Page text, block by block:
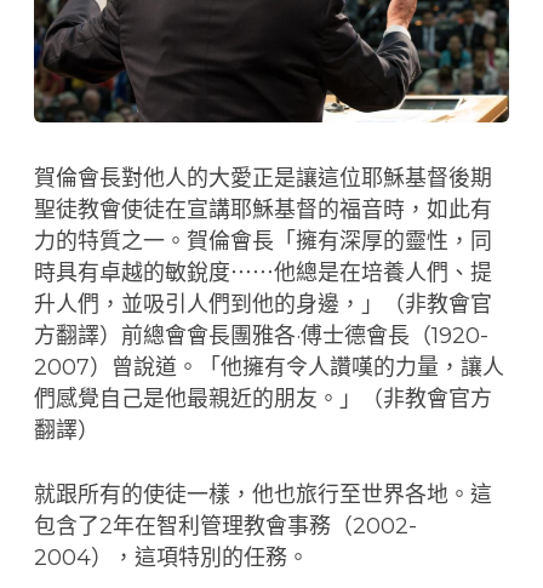
賀倫會長對他人的大愛正是讓這位耶穌基督後期
聖徒教會使徒在宣講耶穌基督的福音時，如此有
力的特質之一。賀倫會長「擁有深厚的靈性，同
時具有卓越的敏銳度⋯⋯他總是在培養人們、提
升人們，並吸引人們到他的身邊，」（非教會官
方翻譯）前總會會長團雅各·傅士德會長（1920-
2007）曾說道。「他擁有令人讚嘆的力量，讓人
們感覺自己是他最親近的朋友。」（非教會官方
翻譯）
就跟所有的使徒一樣，他也旅行至世界各地。這
包含了2年在智利管理教會事務（2002-
2004），這項特別的任務。